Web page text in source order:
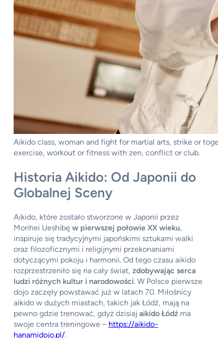
Aikido class, woman and fight for martial arts, strike or
exercise, workout or fitness with zen, conflict or club.
Historia Aikido: Od Japonii do
Globalnej Sceny
Aikido, które zostało stworzone w Japonii przez
Morihei Ueshibę w pierwszej połowie XX wieku,
inspiruje się tradycyjnymi japońskimi sztukami walki
oraz filozoficznymi i religijnymi przekonaniami
dotyczącymi pokoju i harmonii. Od tego czasu aikido
rozprzestrzeniło się na cały świat, zdobywając serca
ludzi różnych kultur i narodowości. W Polsce pierwsze
dojo zaczęły powstawać już w latach 70. Miłośnicy
aikido w dużych miastach, takich jak Łódź, mają na
pewno gdzie trenować, gdyż dzisiaj aikido Łódź ma
swoje centra treningowe – https://aikido-
hanamidojo.pl/.